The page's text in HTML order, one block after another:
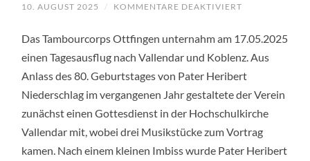
10. AUGUST 2025 / KOMMENTARE DEAKTIVIERT
VALLENDAR
KOBLENZ
Das Tambourcorps Ottfingen unternahm am 17.05.2025
einen Tagesausflug nach Vallendar und Koblenz. Aus
Anlass des 80. Geburtstages von Pater Heribert
Niederschlag im vergangenen Jahr gestaltete der Verein
zunächst einen Gottesdienst in der Hochschulkirche
Vallendar mit, wobei drei Musikstücke zum Vortrag
kamen. Nach einem kleinen Imbiss wurde Pater Heribert